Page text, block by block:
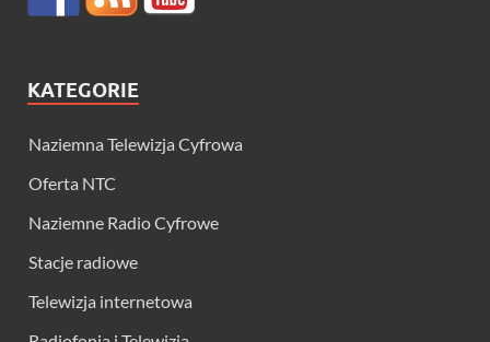
KATEGORIE
Naziemna Telewizja Cyfrowa
Oferta NTC
Naziemne Radio Cyfrowe
Stacje radiowe
Telewizja internetowa